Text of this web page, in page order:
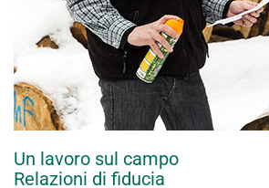
Un lavoro sul campo
Relazioni di fiducia